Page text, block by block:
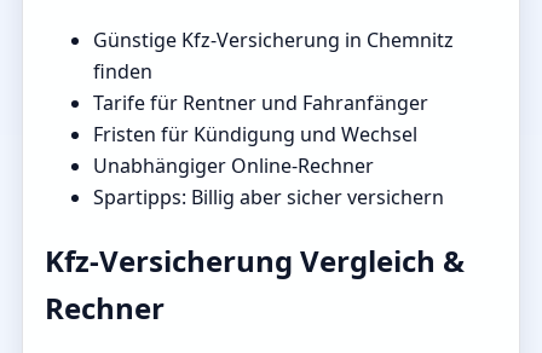
Günstige Kfz-Versicherung in Chemnitz
finden
Tarife für Rentner und Fahranfänger
Fristen für Kündigung und Wechsel
Unabhängiger Online-Rechner
Spartipps: Billig aber sicher versichern
Kfz-Versicherung Vergleich &
Rechner